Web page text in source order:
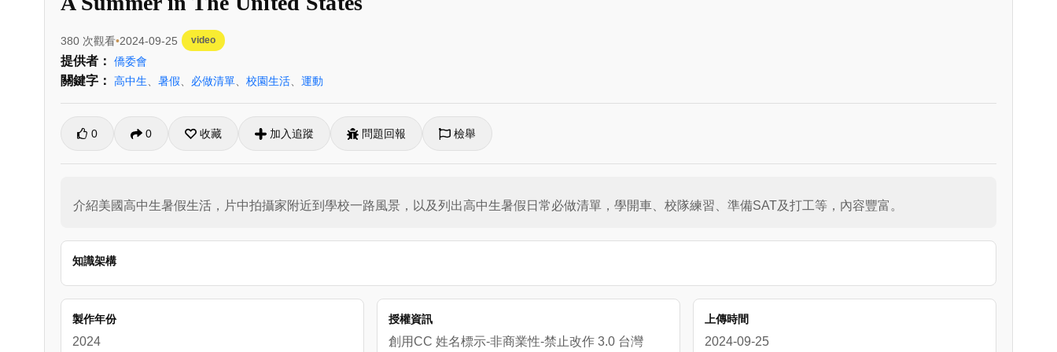
380 次觀看 2024-09-25 video
提供者： 僑委會
關鍵字： 高中生 暑假 必做清單 校園生活 運動
0 0 收藏 加入追蹤 問題回報 檢舉
介紹美國高中生暑假生活，片中拍攝家附近到學校一路風景，以及列出高中生暑假日常必做清單，學開車、校隊練習、準備SAT及打工等，內容豐富。
知識架構
製作年份
2024
授權資訊
創用CC 姓名標示-非商業性-禁止改作 3.0 台灣
上傳時間
2024-09-25